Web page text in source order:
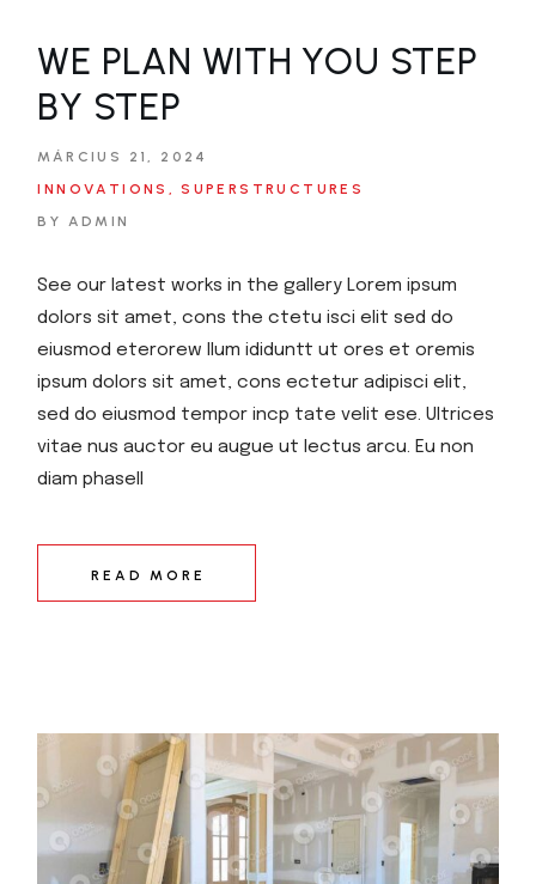
WE PLAN WITH YOU STEP
BY STEP
MÁRCIUS 21, 2024
INNOVATIONS
SUPERSTRUCTURES
BY ADMIN
See our latest works in the gallery Lorem ipsum
dolors sit amet, cons the ctetu isci elit sed do
eiusmod eterorew llum ididuntt ut ores et oremis
ipsum dolors sit amet, cons ectetur adipisci elit,
sed do eiusmod tempor incp tate velit ese. Ultrices
vitae nus auctor eu augue ut lectus arcu. Eu non
diam phasell
READ MORE